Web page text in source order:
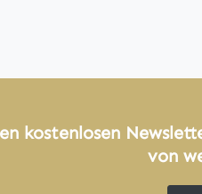
kostenlosen
von